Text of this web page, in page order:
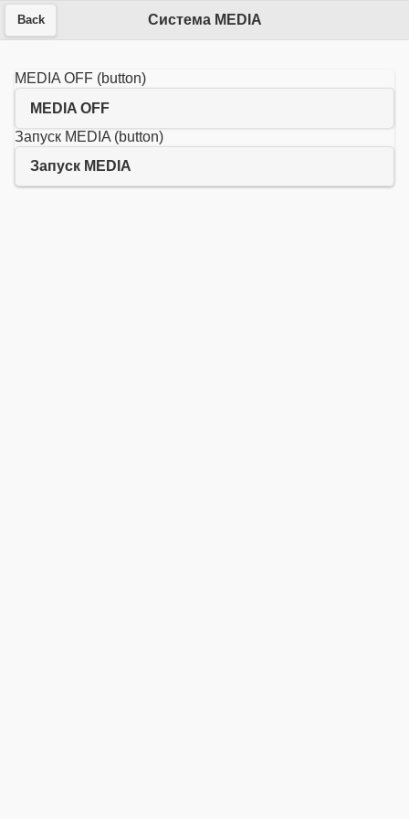
Система MEDIA
Back
MEDIA OFF (button)
MEDIA OFF
Запуск MEDIA (button)
Запуск MEDIA